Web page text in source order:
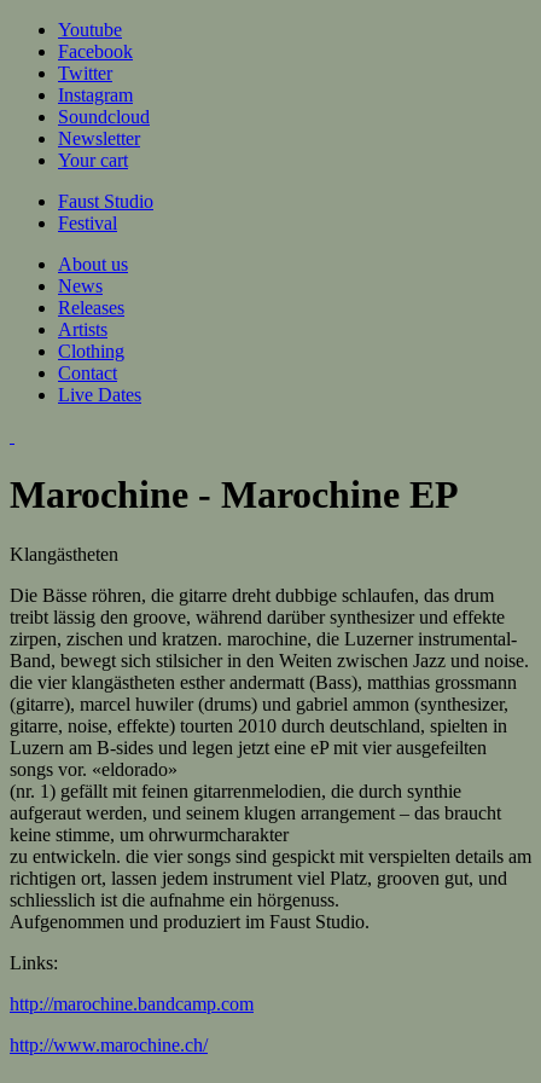
Jump to navigation
Youtube
Facebook
Twitter
Instagram
Soundcloud
Newsletter
Your cart
Faust Studio
Festival
About us
News
Releases
Artists
Clothing
Contact
Live Dates
Marochine - Marochine EP
Klangästheten
Die Bässe röhren, die gitarre dreht dubbige schlaufen, das drum
treibt lässig den groove, während darüber synthesizer und effekte
zirpen, zischen und kratzen. marochine, die Luzerner instrumental-
Band, bewegt sich stilsicher in den Weiten zwischen Jazz und noise.
die vier klangästheten esther andermatt (Bass), matthias grossmann
(gitarre), marcel huwiler (drums) und gabriel ammon (synthesizer,
gitarre, noise, effekte) tourten 2010 durch deutschland, spielten in
Luzern am B-sides und legen jetzt eine eP mit vier ausgefeilten
songs vor. «eldorado»
(nr. 1) gefällt mit feinen gitarrenmelodien, die durch synthie
aufgeraut werden, und seinem klugen arrangement – das braucht
keine stimme, um ohrwurmcharakter
zu entwickeln. die vier songs sind gespickt mit verspielten details am
richtigen ort, lassen jedem instrument viel Platz, grooven gut, und
schliesslich ist die aufnahme ein hörgenuss.
Aufgenommen und produziert im Faust Studio.
Links:
http://marochine.bandcamp.com
http://www.marochine.ch/